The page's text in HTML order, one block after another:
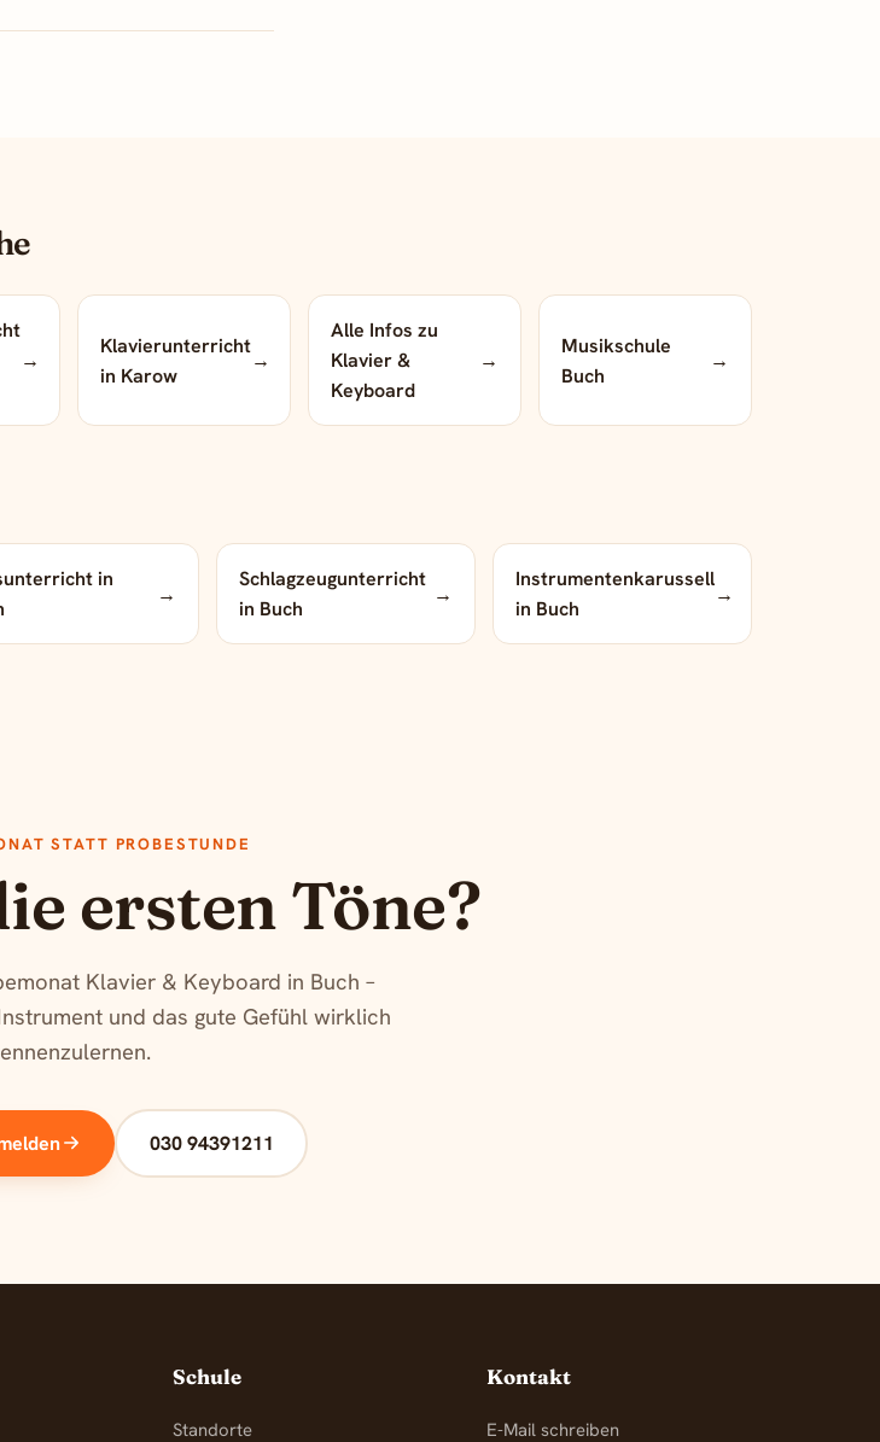
→
Klavierunterricht
in Karow
→
Alle Infos zu
Klavier &
Keyboard
→
Musikschule
Buch
→
in
→
Schlagzeugunterricht
in Buch
→
Instrumentenkarussell
in Buch
→
STATT PROBESTUNDE
ersten Töne?
Klavier & Keyboard in Buch –
und das gute Gefühl wirklich
030 94391211
Schule
Standorte
Kontakt
E-Mail schreiben